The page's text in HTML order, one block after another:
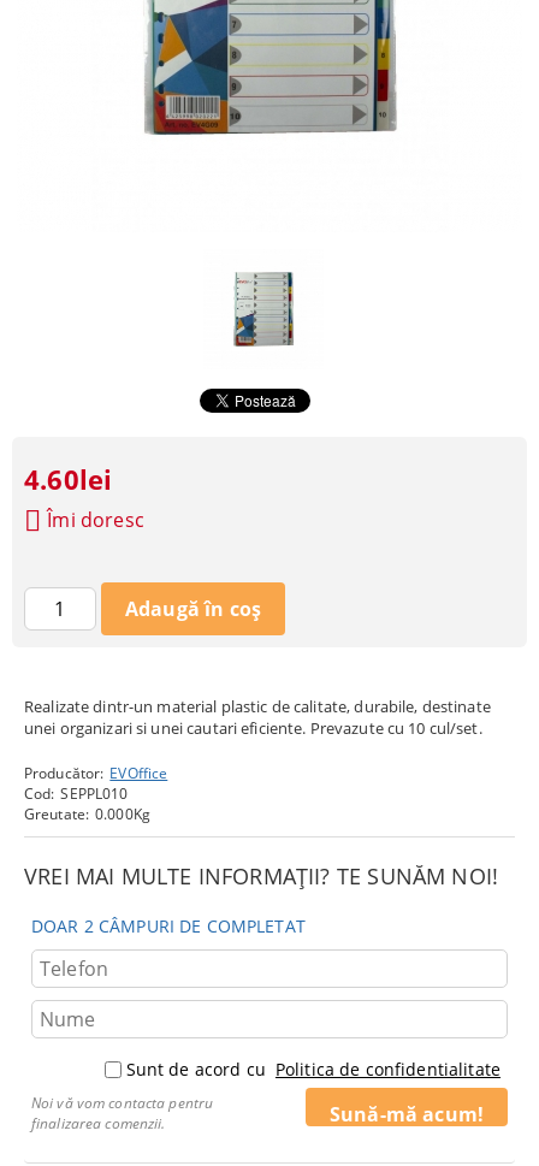
Realizate dintr-un material plastic de calitate, durabile, destinate
unei organizari si unei cautari eficiente. Prevazute cu 10 cul/set.
Producător: EVOffice
Cod: SEPPL010
Greutate: 0.000Kg
VREI MAI MULTE INFORMAȚII? TE SUNĂM NOI!
DOAR 2 CÂMPURI DE COMPLETAT
Sunt de acord cu Politica de confidentialitate
Noi vă vom contacta pentru
finalizarea comenzii.
4.60lei
Îmi doresc